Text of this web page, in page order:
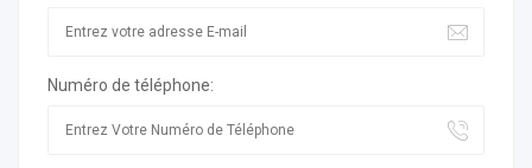
Numéro de téléphone: